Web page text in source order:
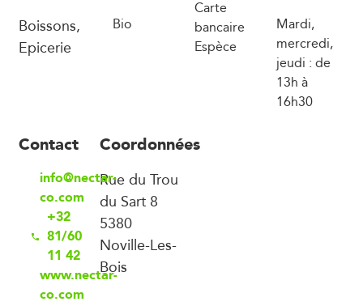
Boissons,
Epicerie
Bio
Carte
bancaire
Espèce
Mardi,
mercredi,
jeudi : de
13h à
16h30
Contact
info@nectar-
co.com
+32
81/60
11 42
www.nectar-
co.com
Coordonnées
Rue du Trou
du Sart 8
5380
Noville-Les-
Bois